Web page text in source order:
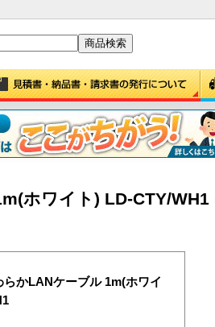
ホワイト) LD-CTY/WH1
らかLANケーブル 1m(ホワイ